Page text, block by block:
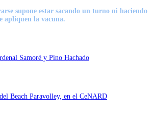
supone estar sacando un turno ni haciendo
apliquen la vacuna.
Samoré y Pino Hachado
Beach Paravolley, en el CeNARD